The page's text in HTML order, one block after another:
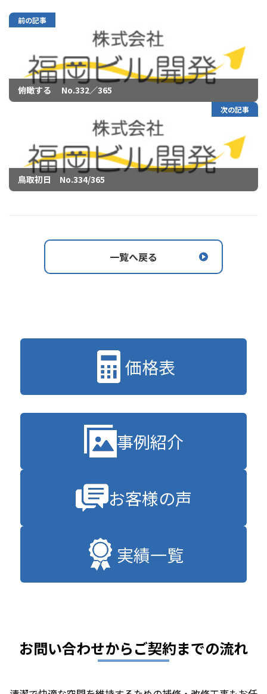
前の記事
俯瞰する No.332／365
次の記事
鳥取初日 No.334/365
一覧へ戻る
価格表
事例紹介
お客様の声
実績一覧
お問い合わせからご契約までの流れ